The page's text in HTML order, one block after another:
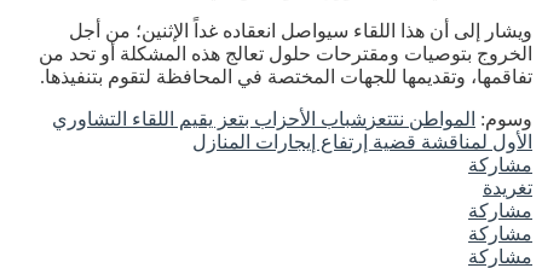
ويشار إلى أن هذا اللقاء سيواصل انعقاده غداً الإثنين؛ من أجل
الخروج بتوصيات ومقترحات حلول تعالج هذه المشكلة أو تحد من
تفاقمها، وتقديمها للجهات المختصة في المحافظة لتقوم بتنفيذها.
وسوم: المواطن نتتعز شباب الأحزاب بتعز يقيم اللقاء التشاوري
الأول لمناقشة قضية إرتفاع إيجارات المنازل
مشاركة
تغريدة
مشاركة
مشاركة
مشاركة